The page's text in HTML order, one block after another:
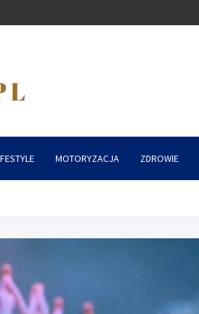
MOTORYZACJA ZDROWIE